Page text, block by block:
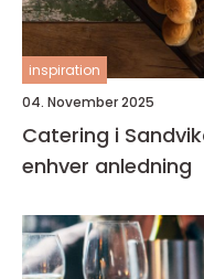
inspiration
04. November 2025
Catering i
enhver anledning